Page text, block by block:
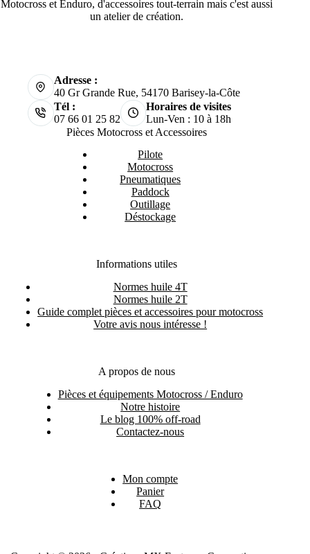
Motocross et Enduro, d'accessoires tout-terrain mais c'est aussi
un atelier de création.
Adresse :
40 Gr Grande Rue, 54170 Barisey-la-Côte
Tél :
07 66 01 25 82
Horaires de visites
Lun-Ven : 10 à 18h
Pièces Motocross et Accessoires
Pilote
Motocross
Pneumatiques
Paddock
Outillage
Déstockage
Informations utiles
Normes huile 4T
Normes huile 2T
Guide complet pièces et accessoires pour motocross
Votre avis nous intéresse !
A propos de nous
Pièces et équipements Motocross / Enduro
Notre histoire
Le blog 100% off-road
Contactez-nous
Mon compte
Panier
FAQ